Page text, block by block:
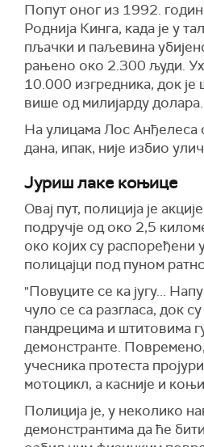
Попут оног из 1992.
Роднија Кинга, када је у
пљачки и паљевина
рањено око 2.300 људи.
10.000 изгредника, док
више од милијарду долара.
На улицама Лос Анђелеса
дана, ипак, није избио
Јуриш лаке коњице
Овај пут, полиција је
подручје од око 2,5
око којих су распоређени
полицајци под пуном
"Повуците се ка југу...
чуло се са разгласа, док
пандрецима и штитовима
демонстранте.
учесника протеста
мотоцикл, а касније и
Полиција је, у неколико
демонстрантима да ће